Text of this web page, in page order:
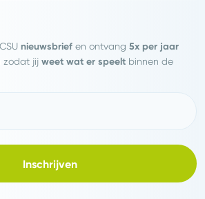
nieuwsbrief en ontvang 5x per jaar
zodat jij weet wat er speelt binnen de
Inschrijven